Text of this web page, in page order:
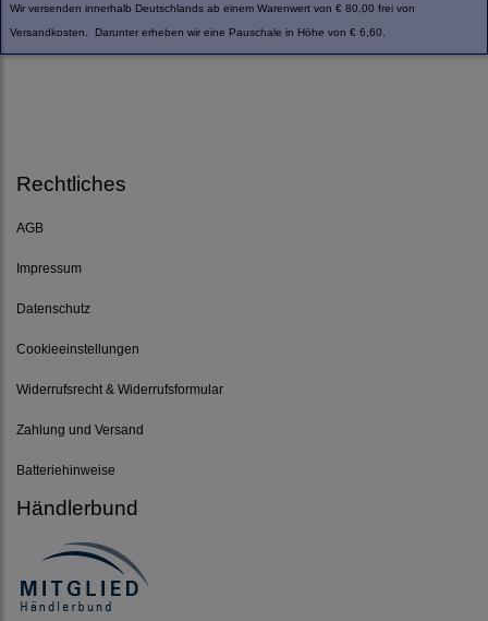
Wir versenden innerhalb Deutschlands ab einem Warenwert von € 80,00 frei von
Versandkosten. Darunter erheben wir eine Pauschale in Höhe von € 6,60.
Rechtliches
AGB
Impressum
Datenschutz
Cookieeinstellungen
Widerrufsrecht & Widerrufsformular
Zahlung und Versand
Batteriehinweise
Händlerbund